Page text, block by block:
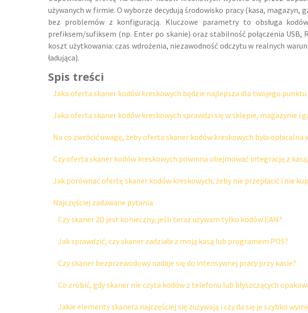
używanych w firmie. O wyborze decydują środowisko pracy (kasa,
bez problemów z konfiguracją. Kluczowe parametry to obsługa
prefiksem/sufiksem (np. Enter po skanie) oraz stabilność połączenia
koszt użytkowania: czas wdrożenia, niezawodność odczytu w realnych
ładująca).
Spis treści
Jaka oferta skaner kodów kreskowych będzie najlepsza dla twojego punktu
Jaka oferta skaner kodów kreskowych sprawdzi się w sklepie, magazynie i
Na co zwrócić uwagę, żeby oferta skaner kodów kreskowych była opłacalna
Czy oferta skaner kodów kreskowych powinna obejmować integrację z
Jak porównać ofertę skaner kodów kreskowych, żeby nie przepłacić i nie
Najczęściej zadawane pytania
Czy skaner 2D jest konieczny, jeśli teraz używam tylko kodów EAN?
Jak sprawdzić, czy skaner zadziała z moją kasą lub programem POS?
Czy skaner bezprzewodowy nadaje się do intensywnej pracy przy kasie?
Co zrobić, gdy skaner nie czyta kodów z telefonu lub błyszczących
Jakie elementy skanera najczęściej się zużywają i czy da się je szybko